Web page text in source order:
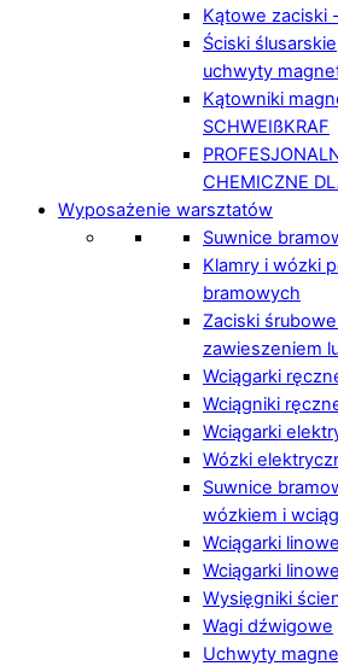
Kątowe zaciski
Ściski
uchwyty
Kątowniki
SCHWEIßKRAF
CHEMICZNE
Wyposażenie warsztatów
Suwnice
Klamry i wózki
bramowych
Zaciski
zawieszeniem
Wciągarki
Wciągniki
Wciągarki
Wózki
Suwnice
wózkiem i
Wciągarki
Wciągarki
Wysięgniki
Wagi dźwigowe
Uchwyty